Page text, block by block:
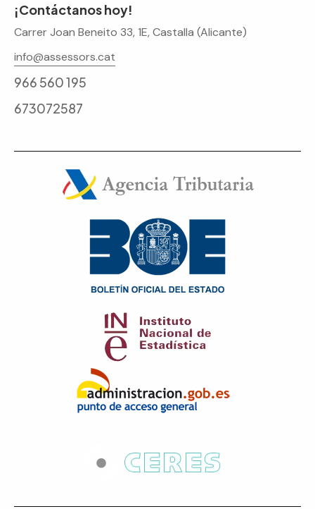
¡Contáctanos hoy!
Carrer Joan Beneito 33, 1E, Castalla (Alicante)
info@assessors.cat
966 560 195
673072587